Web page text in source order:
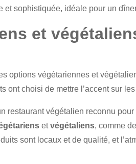
et sophistiquée, idéale pour un
et
options végétariennes et
ont choisi de mettre l’accent sur les
restaurant végétalien reconnu
etvégétaliens, comme
sont locaux et de qualité, et